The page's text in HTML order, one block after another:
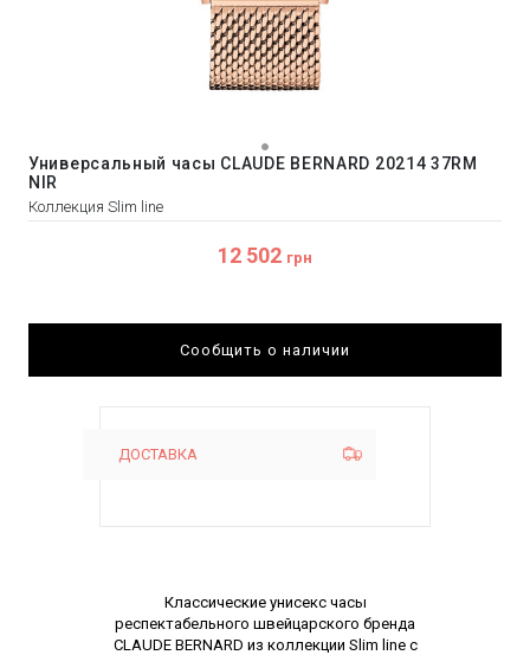
Универсальный часы CLAUDE BERNARD 20214 37RM
NIR
Коллекция Slim line
12 502 грн
Сообщить о наличии
ДОСТАВКА
ОписаниеКлассические унисекс часы
респектабельного швейцарского бренда
CLAUDE BERNARD из коллекции Slim line с